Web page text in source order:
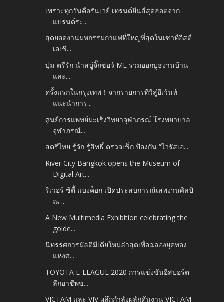
เพราะทุกวันคือรันเวย์ เทรนด์ยีนส์สุดฮอตจาก
แบรนด์ระ...
สุดยอดงานมหกรรมกาแฟที่ใหญ่ที่สุดในเซาท์อีสต์
เอเชี...
บุ๋ม-ตรีรัก นำสบู่จิ๊กซอว์ ME ร่วมออกบูธงานบ้าน
และ...
ครั้งแรกในกรุงเทพ！จากรายการทีวีสู่อีเว้นท์
แนะนำการ...
ศูนย์การแพทย์มะเร็งวิทยาจุฬาภรณ์ โรงพยาบาล
จุฬาภรณ์...
สตรีไทย รู้จัก รู้สิทธิ์ ตรวจเช็ก ป้องกัน “ไวรัสเอ...
River City Bangkok opens the Museum of
Digital Art...
ริเวอร์ ซิตี้ แบงค็อก เปิดประสบการณ์เสพงานศิลป์
ณ ...
A New Multimedia Exhibition celebrating the
golde...
นิทรรศการมัลติมีเดียใหม่ล่าสุดเพื่อฉลองยุคทอง
แห่งศ...
TOYOTA E-LEAGUE 2020 การแข่งขันอีสปอร์ต
ลีกอาชีพข...
VICTAM และ VIV ผลึกกำลังผลักดันงาน VICTAM